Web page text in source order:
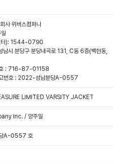
사 위버스컴퍼니
터): 1544-0790
남시 분당구 분당내곡로 131, C동 6층(백현동,
호 : 716-87-01158
번호 : 2022-성남분당A-0557
LIMITED VARSITY JACKET
Inc. / 양주일
A-0557 호